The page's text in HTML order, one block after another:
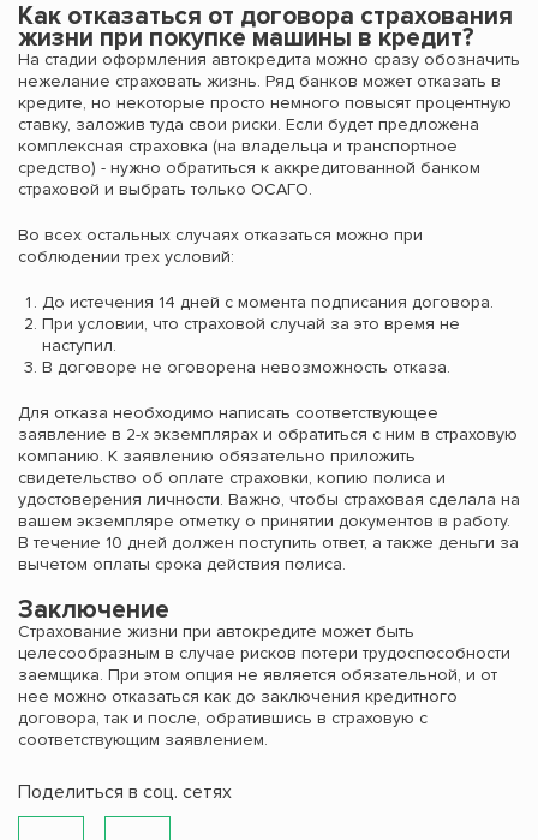
Как отказаться от договора страхования
жизни при покупке машины в кредит?
На стадии оформления автокредита можно сразу обозначить
нежелание страховать жизнь. Ряд банков может отказать в
кредите, но некоторые просто немного повысят процентную
ставку, заложив туда свои риски. Если будет предложена
комплексная страховка (на владельца и транспортное
средство) - нужно обратиться к аккредитованной банком
страховой и выбрать только ОСАГО.
Во всех остальных случаях отказаться можно при
соблюдении трех условий:
До истечения 14 дней с момента подписания договора.
При условии, что страховой случай за это время не
наступил.
В договоре не оговорена невозможность отказа.
Для отказа необходимо написать соответствующее
заявление в 2-х экземплярах и обратиться с ним в страховую
компанию. К заявлению обязательно приложить
свидетельство об оплате страховки, копию полиса и
удостоверения личности. Важно, чтобы страховая сделала на
вашем экземпляре отметку о принятии документов в работу.
В течение 10 дней должен поступить ответ, а также деньги за
вычетом оплаты срока действия полиса.
Заключение
Страхование жизни при автокредите может быть
целесообразным в случае рисков потери трудоспособности
заемщика. При этом опция не является обязательной, и от
нее можно отказаться как до заключения кредитного
договора, так и после, обратившись в страховую с
соответствующим заявлением.
Поделиться в соц. сетях